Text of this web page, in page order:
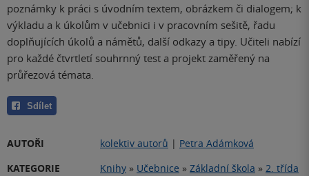
poznámky k práci s úvodním textem, obrázkem či dialogem; k
výkladu a k úkolům v učebnici i v pracovním sešitě, řadu
doplňujících úkolů a námětů, další odkazy a tipy. Učiteli nabízí
pro každé čtvrtletí souhrnný test a projekt zaměřený na
průřezová témata.
Sdílet
AUTOŘI kolektiv autorů | Petra Adámková
KATEGORIE
Knihy » Učebnice » Základní škola » 2. třída